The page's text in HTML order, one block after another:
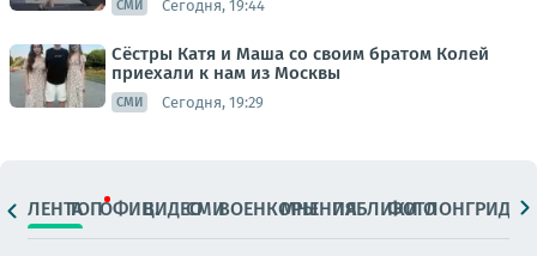
СМИ Сегодня, 19:44
Сёстры Катя и Маша со своим братом Колей
приехали к нам из Москвы
СМИ Сегодня, 19:29
ЛЕНТАТОПОФИЦ.ВИДЕОСМИВОЕНКОРЫМНЕНИЯПАБЛИКИ
ФОТОЛОНГРИДЫ